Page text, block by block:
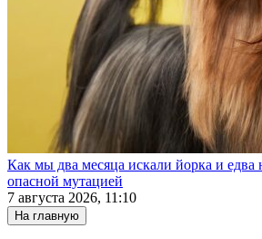
Как мы два месяца искали йорка и едва
опасной мутацией
7 августа 2026, 11:10
На главную